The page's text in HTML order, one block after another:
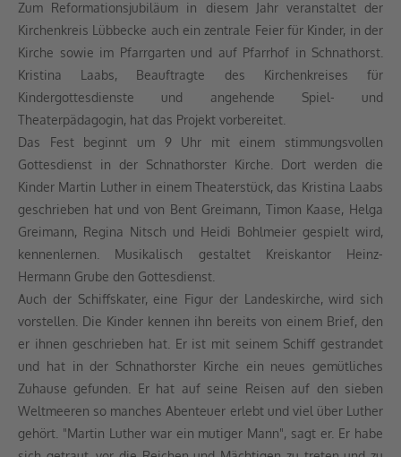
Zum Reformationsjubiläum in diesem Jahr veranstaltet der
Kirchenkreis Lübbecke auch ein zentrale Feier für Kinder, in der
Kirche sowie im Pfarrgarten und auf Pfarrhof in Schnathorst.
Kristina Laabs, Beauftragte des Kirchenkreises für
Kindergottesdienste und angehende Spiel- und
Theaterpädagogin, hat das Projekt vorbereitet.
Das Fest beginnt um 9 Uhr mit einem stimmungsvollen
Gottesdienst in der Schnathorster Kirche. Dort werden die
Kinder Martin Luther in einem Theaterstück, das Kristina Laabs
geschrieben hat und von Bent Greimann, Timon Kaase, Helga
Greimann, Regina Nitsch und Heidi Bohlmeier gespielt wird,
kennenlernen. Musikalisch gestaltet Kreiskantor Heinz-
Hermann Grube den Gottesdienst.
Auch der Schiffskater, eine Figur der Landeskirche, wird sich
vorstellen. Die Kinder kennen ihn bereits von einem Brief, den
er ihnen geschrieben hat. Er ist mit seinem Schiff gestrandet
und hat in der Schnathorster Kirche ein neues gemütliches
Zuhause gefunden. Er hat auf seine Reisen auf den sieben
Weltmeeren so manches Abenteuer erlebt und viel über Luther
gehört. "Martin Luther war ein mutiger Mann", sagt er. Er habe